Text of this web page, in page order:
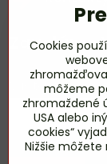
Váš telefón*
Cookies
môžeme
zhromaždené
USA alebo
cookies“
Nižšie